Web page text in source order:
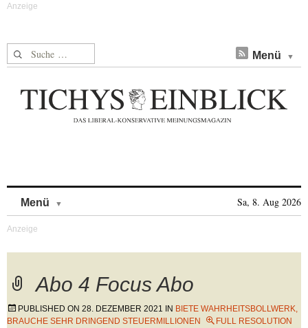
Suche nach: Menü
Menü Sa, 8. Aug 2026
Abo 4 Focus Abo
PUBLISHED ON 28. DEZEMBER 2021 IN BIETE WAHRHEITSBOLLWERK,
BRAUCHE SEHR DRINGEND STEUERMILLIONEN
FULL RESOLUTION